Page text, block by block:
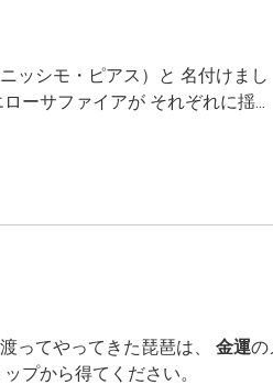
ッシモ・ピアス）と 名付けまし
ーサファイアが それぞれに揺...
ってやってきた琵琶は、 金運の
プから得てください。